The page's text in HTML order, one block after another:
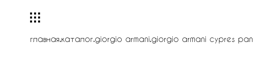
главная.каталог.giorgio armani.giorgio armani cypres